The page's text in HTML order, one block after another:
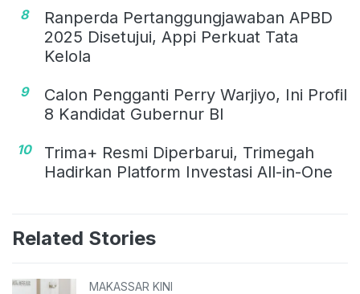
8
Ranperda Pertanggungjawaban APBD
2025 Disetujui, Appi Perkuat Tata
Kelola
9
Calon Pengganti Perry Warjiyo, Ini Profil
8 Kandidat Gubernur BI
10
Trima+ Resmi Diperbarui, Trimegah
Hadirkan Platform Investasi All-in-One
Related Stories
MAKASSAR KINI